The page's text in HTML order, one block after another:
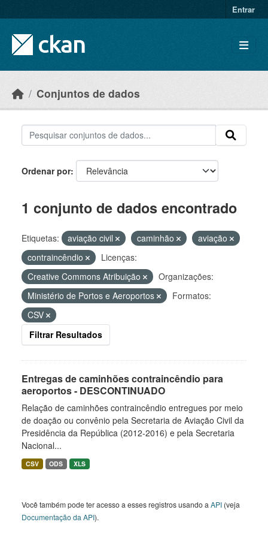
Entrar
Conjuntos de dados
Ordenar por
1 conjunto de dados encontrado
Etiquetas: aviação civil caminhão
aviação
contraincêndio
Licenças:
Creative Commons Atribuição
Organizações:
Ministério de Portos e Aeroportos
Formatos:
CSV
Filtrar Resultados
Entregas de caminhões contraincêndio para
aeroportos - DESCONTINUADO
Relação de caminhões contraincêndio entregues por meio
de doação ou convênio pela Secretaria de Aviação Civil da
Presidência da República (2012-2016) e pela Secretaria
Nacional...
CSV ODS XLS
Você também pode ter acesso a esses registros usando a API (veja
Documentação da API).